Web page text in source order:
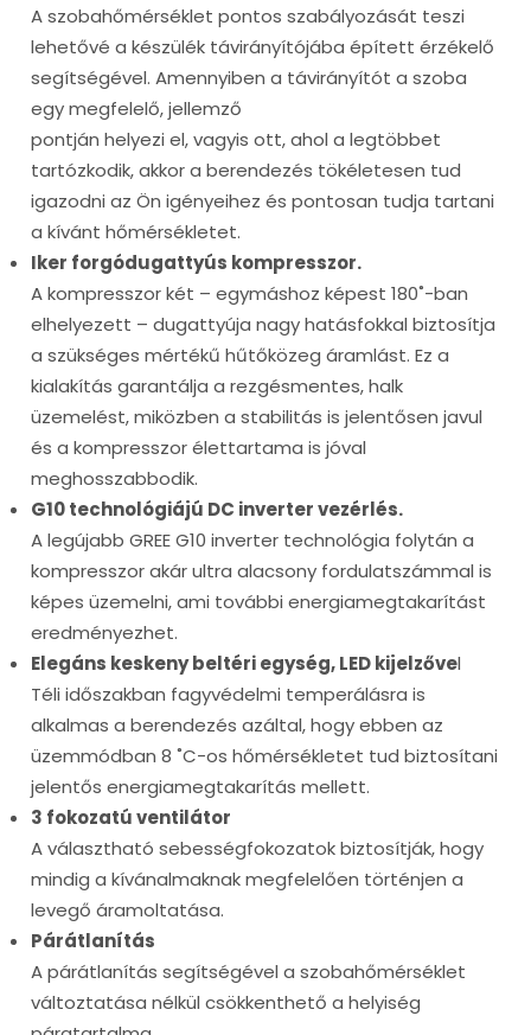
A szobahőmérséklet pontos szabályozását teszi
lehetővé a készülék távirányítójába épített érzékelő
segítségével. Amennyiben a távirányítót a szoba
egy megfelelő, jellemző
pontján helyezi el, vagyis ott, ahol a legtöbbet
tartózkodik, akkor a berendezés tökéletesen tud
igazodni az Ön igényeihez és pontosan tudja tartani
a kívánt hőmérsékletet.
Iker forgódugattyús kompresszor.
A kompresszor két – egymáshoz képest 180˚-ban
elhelyezett – dugattyúja nagy hatásfokkal biztosítja
a szükséges mértékű hűtőközeg áramlást. Ez a
kialakítás garantálja a rezgésmentes, halk
üzemelést, miközben a stabilitás is jelentősen javul
és a kompresszor élettartama is jóval
meghosszabbodik.
G10 technológiájú DC inverter vezérlés.
A legújabb GREE G10 inverter technológia folytán a
kompresszor akár ultra alacsony fordulatszámmal is
képes üzemelni, ami további energiamegtakarítást
eredményezhet.
Elegáns keskeny beltéri egység, LED kijelzővel
Téli időszakban fagyvédelmi temperálásra is
alkalmas a berendezés azáltal, hogy ebben az
üzemmódban 8 ˚C-os hőmérsékletet tud biztosítani
jelentős energiamegtakarítás mellett.
3 fokozatú ventilátor
A választható sebességfokozatok biztosítják, hogy
mindig a kívánalmaknak megfelelően történjen a
levegő áramoltatása.
Párátlanítás
A párátlanítás segítségével a szobahőmérséklet
változtatása nélkül csökkenthető a helyiség